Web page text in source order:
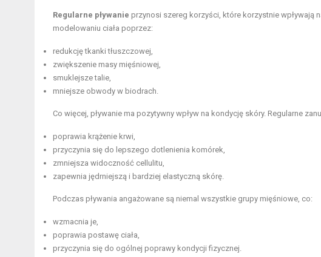
Regularne pływanie przynosi szereg korzyści, które korzystnie wpływają
modelowaniu ciała poprzez:
redukcję tkanki tłuszczowej,
zwiększenie masy mięśniowej,
smuklejsze talie,
mniejsze obwody w biodrach.
Co więcej, pływanie ma pozytywny wpływ na kondycję skóry. Regularne
poprawia krążenie krwi,
przyczynia się do lepszego dotlenienia komórek,
zmniejsza widoczność cellulitu,
zapewnia jędrniejszą i bardziej elastyczną skórę.
Podczas pływania angażowane są niemal wszystkie grupy mięśniowe, co:
wzmacnia je,
poprawia postawę ciała,
przyczynia się do ogólnej poprawy kondycji fizycznej.